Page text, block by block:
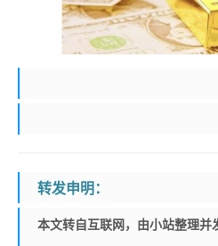
转发申明：
本文转自互联网，由小站整理